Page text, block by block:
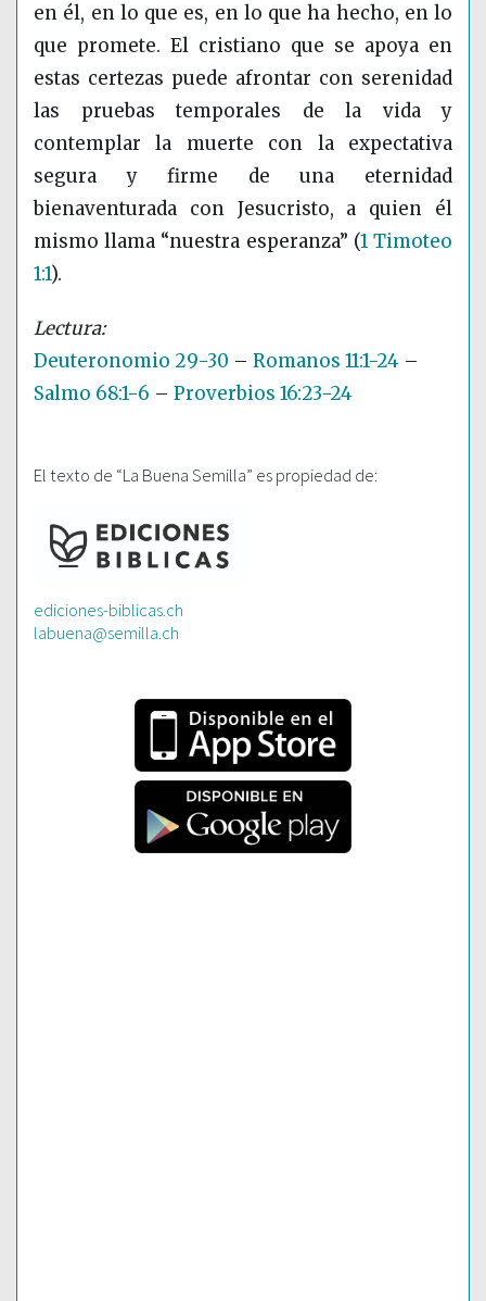
en él, en lo que es, en lo que ha hecho, en lo
que promete. El cristiano que se apoya en
estas certezas puede afrontar con serenidad
las pruebas temporales de la vida y
contemplar la muerte con la expectativa
segura y firme de una eternidad
bienaventurada con Jesucristo, a quien él
mismo llama “nuestra esperanza” (1 Timoteo
1:1).
Deuteronomio 29-30 – Romanos 11:1-24 –
Salmo 68:1-6 – Proverbios 16:23-24
El texto de “La Buena Semilla” es propiedad de:
ediciones-biblicas.ch
labuena@semilla.ch